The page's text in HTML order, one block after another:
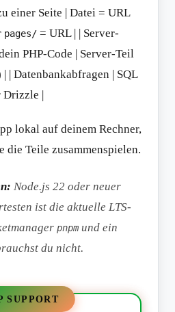
einer Seite | Datei = URL
pages/ = URL | | Server-
PHP-Code | Server-Teil
| | Datenbankabfragen | SQL
|
lokal auf deinem Rechner,
die Teile zusammenspielen.
Node.js 22 oder neuer
ist die aktuelle LTS-
pnpm und ein
du nicht.
SUPPORT